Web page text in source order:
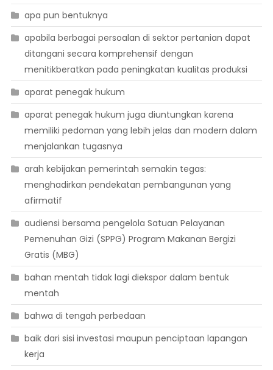
apa pun bentuknya
apabila berbagai persoalan di sektor pertanian dapat
ditangani secara komprehensif dengan
menitikberatkan pada peningkatan kualitas produksi
aparat penegak hukum
aparat penegak hukum juga diuntungkan karena
memiliki pedoman yang lebih jelas dan modern dalam
menjalankan tugasnya
arah kebijakan pemerintah semakin tegas:
menghadirkan pendekatan pembangunan yang
afirmatif
audiensi bersama pengelola Satuan Pelayanan
Pemenuhan Gizi (SPPG) Program Makanan Bergizi
Gratis (MBG)
bahan mentah tidak lagi diekspor dalam bentuk
mentah
bahwa di tengah perbedaan
baik dari sisi investasi maupun penciptaan lapangan
kerja